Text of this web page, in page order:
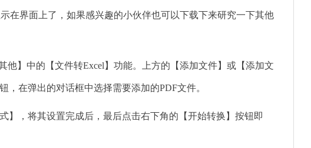
在界面上了，如果感兴趣的小伙伴也可以下载下来研究一下其他
】中的【文件转Excel】功能。上方的【添加文件】或【添加文
在弹出的对话框中选择需要添加的PDF文件。
，将其设置完成后，最后点击右下角的【开始转换】按钮即